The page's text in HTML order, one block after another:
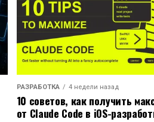
РАЗРАБОТКА 4 недели назад
10 советов, как получить
от Claude Code в iOS-